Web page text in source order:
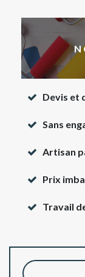
Devis et
Sans
Artisan
Prix
Travail